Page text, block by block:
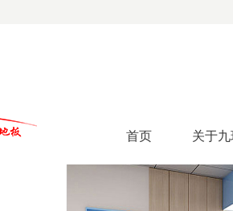
首页 关于